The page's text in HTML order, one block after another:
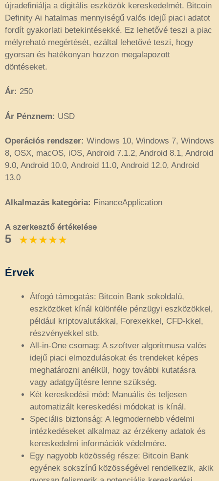
újradefiniálja a digitális eszközök kereskedelmét. Bitcoin
Definity Ai hatalmas mennyiségű valós idejű piaci adatot
fordít gyakorlati betekintésekké. Ez lehetővé teszi a piac
mélyreható megértését, ezáltal lehetővé teszi, hogy
gyorsan és hatékonyan hozzon megalapozott
döntéseket.
Ár: 250
Ár Pénznem: USD
Operációs rendszer: Windows 10, Windows 7, Windows
8, OSX, macOS, iOS, Android 7.1.2, Android 8.1, Android
9.0, Android 10.0, Android 11.0, Android 12.0, Android
13.0
Alkalmazás kategória: FinanceApplication
A szerkesztő értékelése
5
Érvek
Átfogó támogatás: Bitcoin Bank sokoldalú,
eszközöket kínál különféle pénzügyi eszközökkel,
például kriptovalutákkal, Forexekkel, CFD-kkel,
részvényekkel stb.
All-in-One csomag: A szoftver algoritmusa valós
idejű piaci elmozdulásokat és trendeket képes
meghatározni anélkül, hogy további kutatásra
vagy adatgyűjtésre lenne szükség.
Két kereskedési mód: Manuális és teljesen
automatizált kereskedési módokat is kínál.
Speciális biztonság: A legmodernebb védelmi
intézkedéseket alkalmaz az érzékeny adatok és
kereskedelmi információk védelmére.
Egy nagyobb közösség része: Bitcoin Bank
egyének sokszínű közösségével rendelkezik, akik